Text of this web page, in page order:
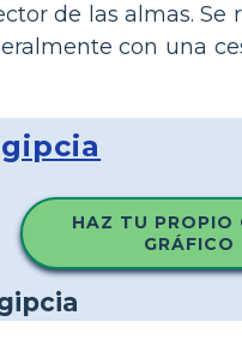
de las almas. Se
con una
HAZ TU PROPIO
GRÁFICO